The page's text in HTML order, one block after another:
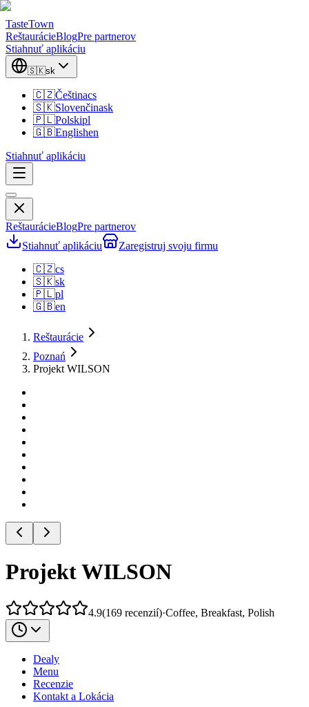
TasteTown
ReštaurácieBlogPre partnerov
Stiahnuť aplikáciu
🇸🇰sk
🇨🇿Češtinacs
🇸🇰Slovenčinask
🇵🇱Polskipl
🇬🇧Englishen
Stiahnuť aplikáciu
ReštaurácieBlogPre partnerov
Stiahnuť aplikáciu
Zaregistruj svoju firmu
🇨🇿cs
🇸🇰sk
🇵🇱pl
🇬🇧en
Reštaurácie
Poznań
Projekt WILSON
Projekt WILSON
4.9(169 recenzií)·Coffee, Breakfast, Polish
Dealy
Menu
Recenzie
Kontakt a Lokácia